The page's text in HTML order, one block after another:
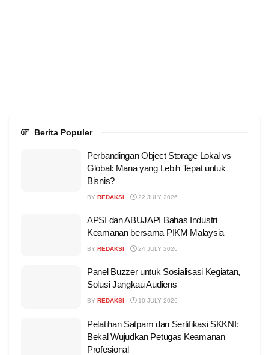
Berita Populer
Perbandingan Object Storage Lokal vs
Global: Mana yang Lebih Tepat untuk
Bisnis?
BY REDAKSI 22 JULY 2026
APSI dan ABUJAPI Bahas Industri
Keamanan bersama PIKM Malaysia
BY REDAKSI 24 JULY 2026
Panel Buzzer untuk Sosialisasi Kegiatan,
Solusi Jangkau Audiens
BY REDAKSI 10 JULY 2026
Pelatihan Satpam dan Sertifikasi SKKNI:
Bekal Wujudkan Petugas Keamanan
Profesional